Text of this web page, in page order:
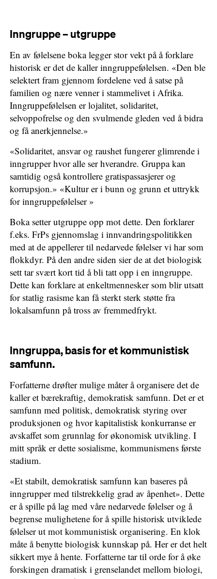
Inngruppe – utgruppe
En av følelsene boka legger stor vekt på å forklare
historisk er det de kaller inngruppefølelsen. «Den ble
selektert fram gjennom fordelene ved å satse på
familien og nære venner i stammelivet i Afrika.
Inngruppefølelsen er lojalitet, solidaritet,
selvoppofrelse og den svulmende gleden ved å bidra
og få anerkjennelse.»
«Solidaritet, ansvar og raushet fungerer glimrende i
inngrupper hvor alle ser hverandre. Gruppa kan
samtidig også kontrollere gratispassasjerer og
korrupsjon.» «Kultur er i bunn og grunn et uttrykk
for inngruppefølelser »
Boka setter utgruppe opp mot dette. Den forklarer
f.eks. FrPs gjennomslag i innvandringspolitikken
med at de appellerer til nedarvede følelser vi har som
flokkdyr. På den andre siden sier de at det biologisk
sett tar svært kort tid å bli tatt opp i en inngruppe.
Dette kan forklare at enkeltmennesker som blir utsatt
for statlig rasisme kan få sterkt sterk støtte fra
lokalsamfunn på tross av fremmedfrykt.
Inngruppa, basis for et kommunistisk
samfunn.
Forfatterne drøfter mulige måter å organisere det de
kaller et bærekraftig, demokratisk samfunn. Det er et
samfunn med politisk, demokratisk styring over
produksjonen og hvor kapitalistisk konkurranse er
avskaffet som grunnlag for økonomisk utvikling. I
mitt språk er dette sosialisme, kommunismens første
stadium.
«Et stabilt, demokratisk samfunn kan baseres på
inngrupper med tilstrekkelig grad av åpenhet». Dette
er å spille på lag med våre nedarvede følelser og å
begrense mulighetene for å spille historisk utviklede
følelser ut mot kommunistisk organisering. En klok
måte å benytte biologisk kunnskap på. Her er det helt
sikkert mye å hente. Forfatterne tar til orde for å øke
forskingen dramatisk i grenselandet mellom biologi,